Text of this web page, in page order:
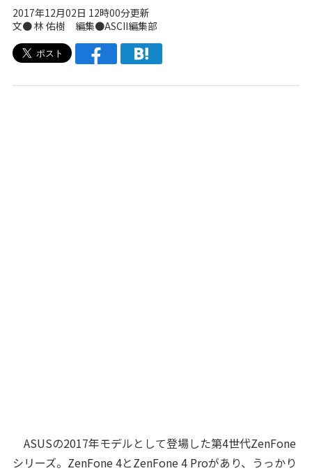
2017年12月02日 12時00分更新
文● 林 佑樹 編集●ASCII編集部
ASUSの2017年モデルとして登場した第4世代ZenFone
シリーズ。ZenFone 4とZenFone 4 Proがあり、うっかり